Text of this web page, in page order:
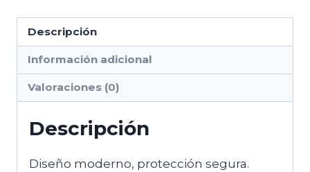
Descripción
Información adicional
Valoraciones (0)
Descripción
Diseño moderno, protección segura.